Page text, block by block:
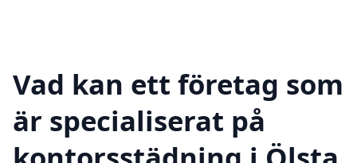
Vad kan ett företag som
är specialiserat på